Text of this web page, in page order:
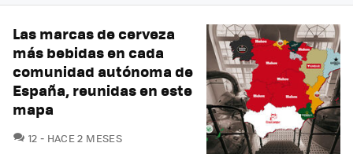
Las marcas de cerveza
más bebidas en cada
comunidad autónoma de
España, reunidas en este
mapa
12 COMENTARIOS
HACE 2 MESES